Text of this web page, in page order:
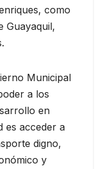
como
Guayaquil,
Municipal
a los
en
es acceder a
digno,
y